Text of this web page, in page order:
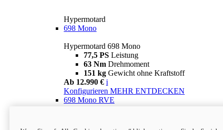
Hypermotard
698 Mono
Hypermotard 698 Mono
77,5 PS Leistung
63 Nm Drehmoment
151 kg Gewicht ohne Kraftstoff
Ab 12.990 € i
Konfigurieren MEHR ENTDECKEN
698 Mono RVE
77,5 PS
Leistung